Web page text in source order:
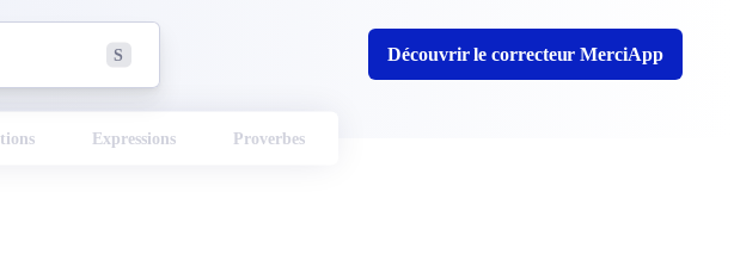
S Découvrir le correcteur MerciApp
Expressions Proverbes